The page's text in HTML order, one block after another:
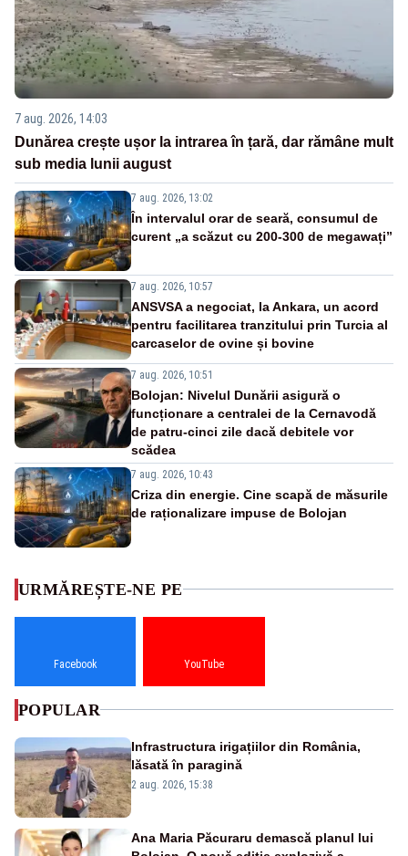
7 aug. 2026, 14:03
Dunărea crește ușor la intrarea în țară, dar rămâne mult
sub media lunii august
7 aug. 2026, 13:02
În intervalul orar de seară, consumul de
curent „a scăzut cu 200-300 de megawați”
7 aug. 2026, 10:57
ANSVSA a negociat, la Ankara, un acord
pentru facilitarea tranzitului prin Turcia al
carcaselor de ovine și bovine
7 aug. 2026, 10:51
Bolojan: Nivelul Dunării asigură o
funcționare a centralei de la Cernavodă
de patru-cinci zile dacă debitele vor
scădea
7 aug. 2026, 10:43
Criza din energie. Cine scapă de măsurile
de raționalizare impuse de Bolojan
URMĂREȘTE-NE PE
Facebook YouTube
POPULAR
Infrastructura irigațiilor din România,
lăsată în paragină
2 aug. 2026, 15:38
Ana Maria Păcuraru demască planul lui